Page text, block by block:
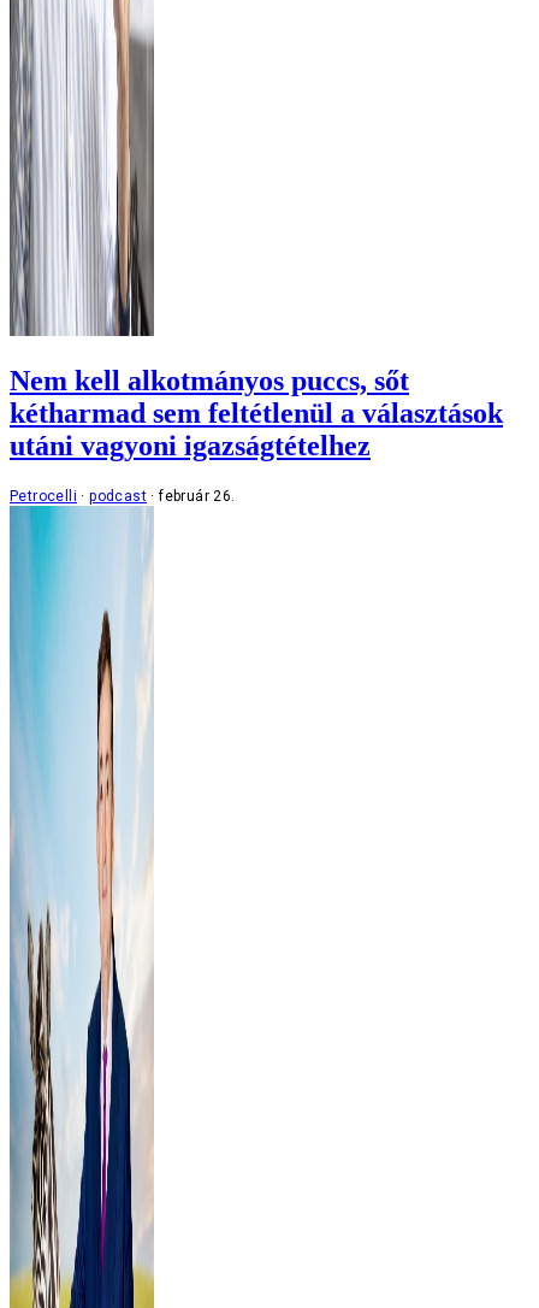
Nem kell alkotmányos puccs, sőt
kétharmad sem feltétlenül a választások
utáni vagyoni igazságtételhez
Petrocelli podcast február 26.